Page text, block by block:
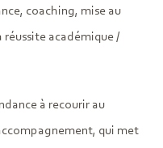
coaching, mise au
réussite académique /
à recourir au
qui met